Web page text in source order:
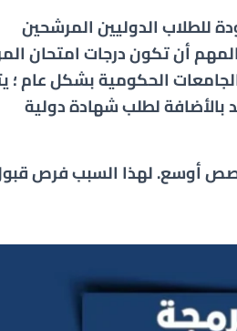
للطلاب الدوليين المرشحين
أن تكون درجات امتحان
الحكومية بشكل عام ؛
بالأضافة لطلب شهادة دولية
أوسع. لهذا السبب فرص